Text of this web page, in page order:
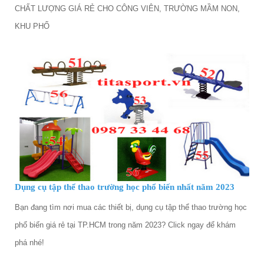
CHẤT LƯỢNG GIÁ RẺ CHO CÔNG VIÊN, TRƯỜNG MẦM NON,
KHU PHỐ
Dụng cụ tập thể thao trường học phổ biến nhất năm 2023
Bạn đang tìm nơi mua các thiết bị, dụng cụ tập thể thao trường học
phổ biến giá rẻ tại TP.HCM trong năm 2023? Click ngay để khám
phá nhé!